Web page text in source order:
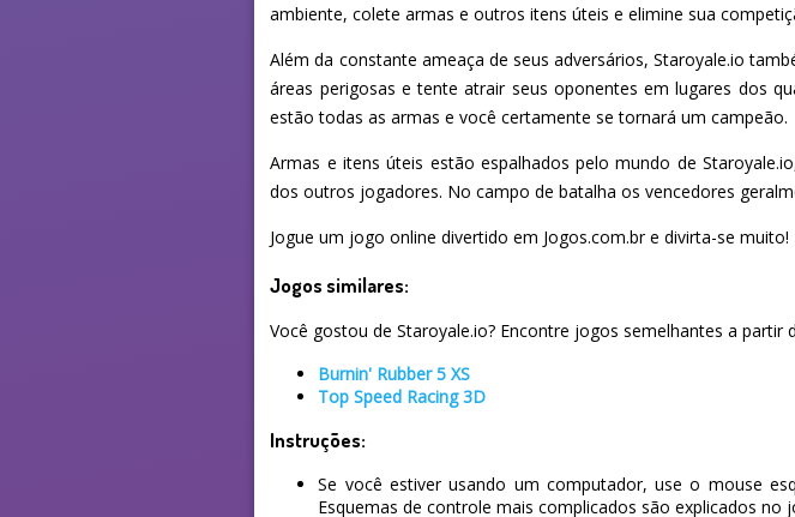
ambiente, colete armas e outros itens úteis e elimine sua
Além da constante ameaça de seus adversários, Staroyale.io
áreas perigosas e tente atrair seus oponentes em lugares dos
estão todas as armas e você certamente se tornará um campeão.
Armas e itens úteis estão espalhados pelo mundo de
dos outros jogadores. No campo de batalha os vencedores
Jogue um jogo online divertido em Jogos.com.br e divirta-se muito!
Jogos similares:
Você gostou de Staroyale.io? Encontre jogos semelhantes a partir
Burnin' Rubber 5 XS
Top Speed Racing 3D
Instruções:
Se você estiver usando um computador, use o mouse
Esquemas de controle mais complicados são explicados no